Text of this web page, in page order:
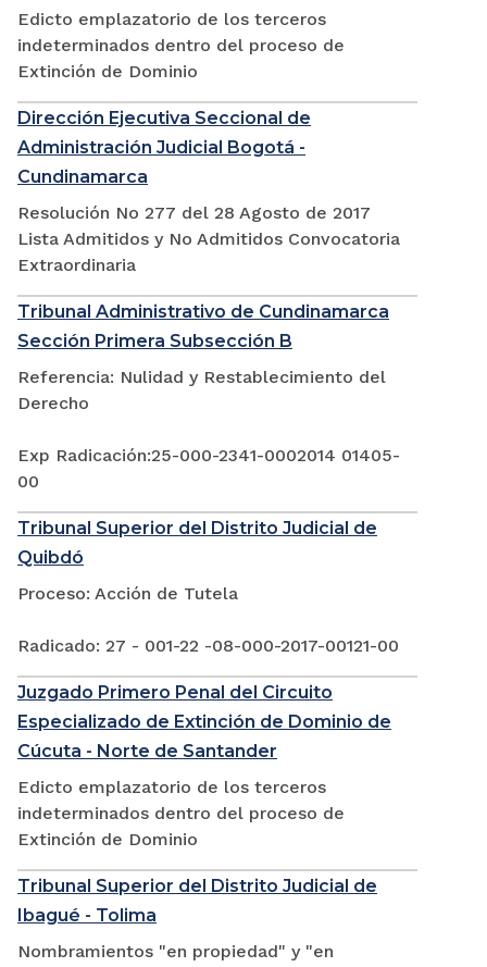
Edicto emplazatorio de los terceros
indeterminados dentro del proceso de
Extinción de Dominio
Dirección Ejecutiva Seccional de
Administración Judicial Bogotá -
Cundinamarca
Resolución No 277 del 28 Agosto de 2017
Lista Admitidos y No Admitidos Convocatoria
Extraordinaria
Tribunal Administrativo de Cundinamarca
Sección Primera Subsección B
Referencia: Nulidad y Restablecimiento del
Derecho
Exp Radicación:25-000-2341-0002014 01405-
00
Tribunal Superior del Distrito Judicial de
Quibdó
Proceso: Acción de Tutela
Radicado: 27 - 001-22 -08-000-2017-00121-00
Juzgado Primero Penal del Circuito
Especializado de Extinción de Dominio de
Cúcuta - Norte de Santander
Edicto emplazatorio de los terceros
indeterminados dentro del proceso de
Extinción de Dominio
Tribunal Superior del Distrito Judicial de
Ibagué - Tolima
Nombramientos "en propiedad" y "en